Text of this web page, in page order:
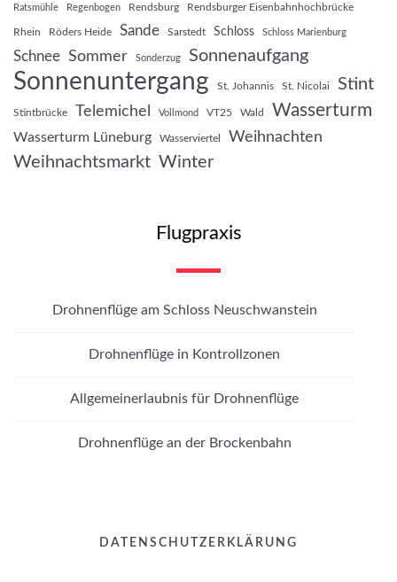
Ratsmühle Regenbogen Rendsburg Rendsburger Eisenbahnhochbrücke
Rhein Röders Heide Sande Sarstedt Schloss Schloss Marienburg
Schnee Sommer Sonderzug Sonnenaufgang
Sonnenuntergang St. Johannis St. Nicolai Stint
Stintbrücke Telemichel Vollmond VT25 Wald Wasserturm
Wasserturm Lüneburg Wasserviertel Weihnachten
Weihnachtsmarkt Winter
Flugpraxis
Drohnenflüge am Schloss Neuschwanstein
Drohnenflüge in Kontrollzonen
Allgemeinerlaubnis für Drohnenflüge
Drohnenflüge an der Brockenbahn
DATENSCHUTZERKLÄRUNG